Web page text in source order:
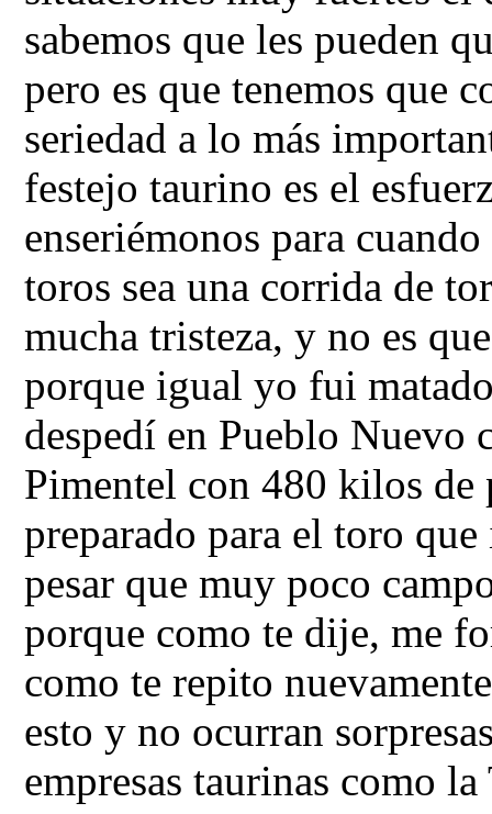
sabemos que les pueden
pero es que tenemos que
seriedad a lo más
festejo taurino es el
enseriémonos para
toros sea una corrida de
mucha tristeza, y no es
porque igual yo fui
despedí en Pueblo Nuevo
Pimentel con 480 kilos de
preparado para el toro
pesar que muy poco
porque como te dije, me
como te repito
esto y no ocurran
empresas taurinas como